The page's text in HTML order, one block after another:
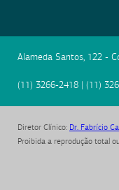
Alameda Santos, 122 -
(11) 3266-2418 | (11)
Diretor Clínico: Dr. Fabrício
Proibida a reprodução total